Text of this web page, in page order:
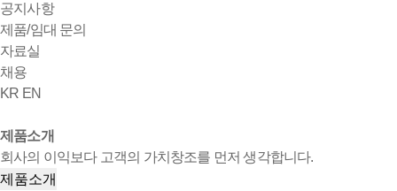
공지사항
제품/임대 문의
자료실
채용
KR EN
제품소개
회사의 이익보다 고객의 가치창조를 먼저 생각합니다.
제품소개